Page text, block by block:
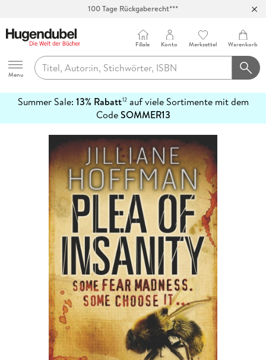
100 Tage Rückgaberecht***
Hugendubel
Menu
Filiale Konto Merkzettel Warenkorb
Summer Sale: 13% Rabatt12auf viele Sortimente mit dem
CodeSOMMER13
erfahren